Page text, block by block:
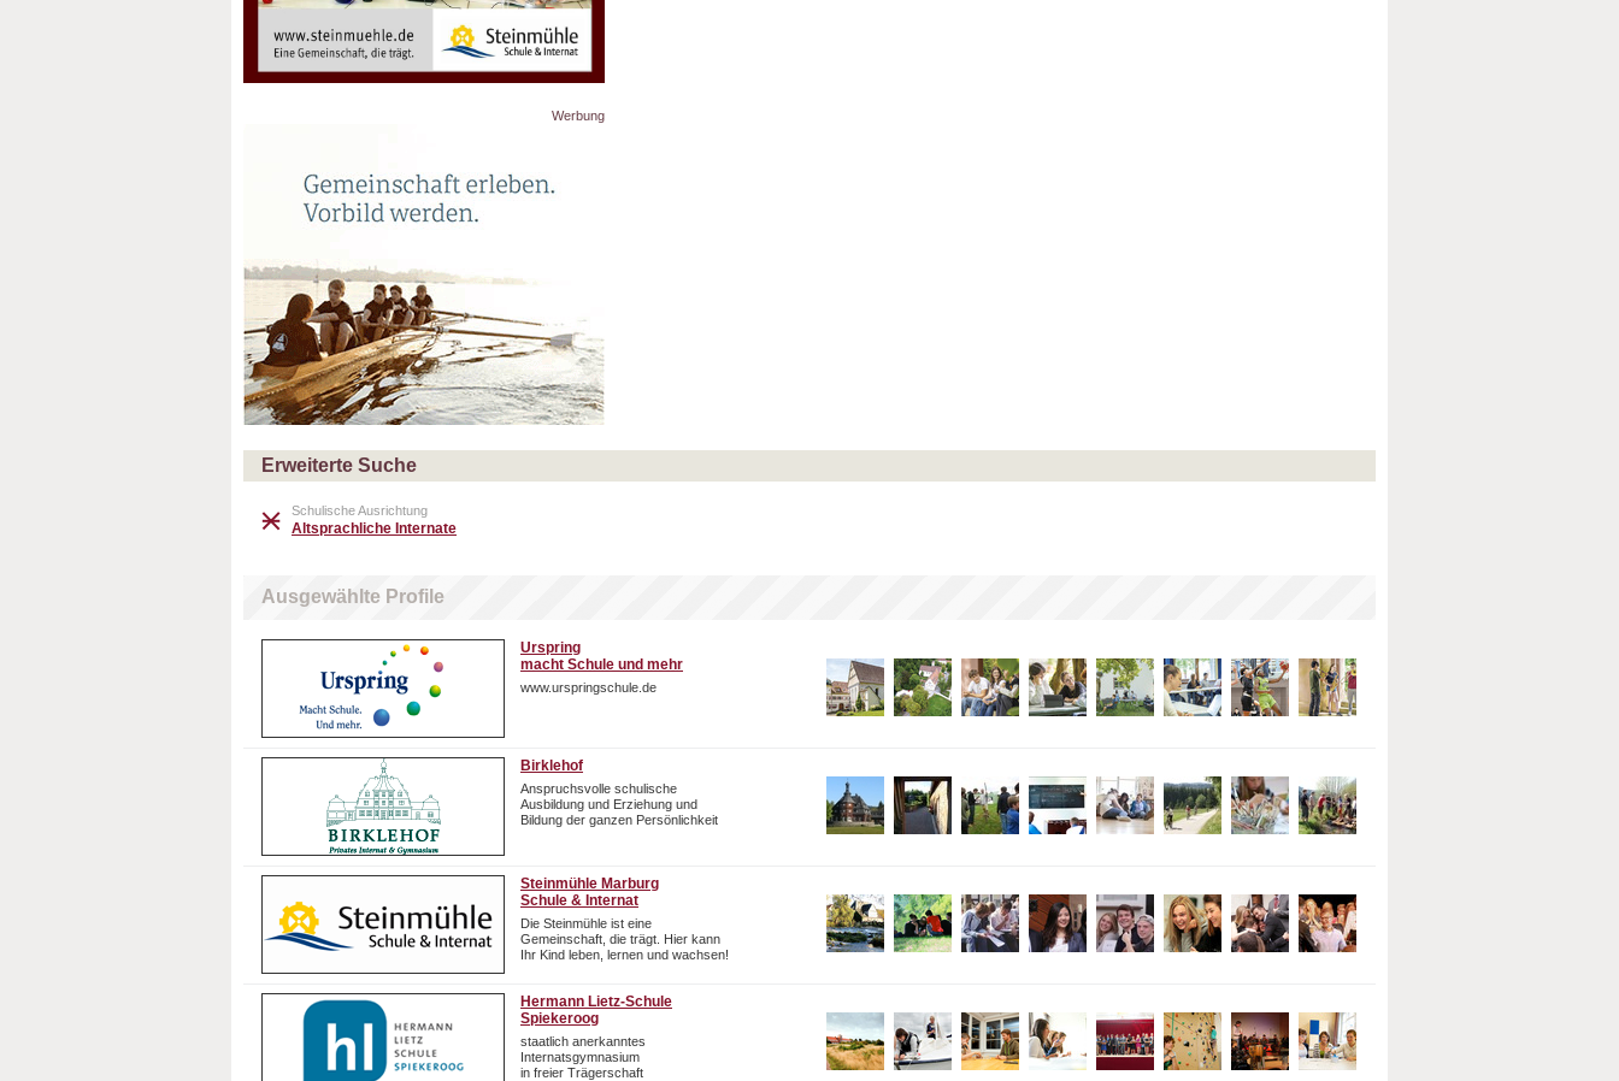
Werbung
Erweiterte Suche
Schulische Ausrichtung
Altsprachliche Internate
Ausgewählte Profile
Urspring
macht Schule und mehr
www.urspringschule.de
Birklehof
Anspruchsvolle schulische
Ausbildung und Erziehung und
Bildung der ganzen Persönlichkeit
Steinmühle Marburg
Schule & Internat
Die Steinmühle ist eine
Gemeinschaft, die trägt. Hier kann
Ihr Kind leben, lernen und wachsen!
Hermann Lietz-Schule
Spiekeroog
staatlich anerkanntes
Internatsgymnasium
in freier Trägerschaft